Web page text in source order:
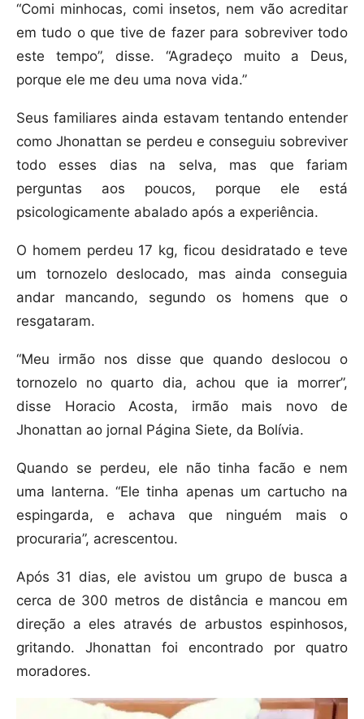
“Comi minhocas, comi insetos, nem vão acreditar
em tudo o que tive de fazer para sobreviver todo
este tempo”, disse. “Agradeço muito a Deus,
porque ele me deu uma nova vida.”
Seus familiares ainda estavam tentando entender
como Jhonattan se perdeu e conseguiu sobreviver
todo esses dias na selva, mas que fariam
perguntas aos poucos, porque ele está
psicologicamente abalado após a experiência.
O homem perdeu 17 kg, ficou desidratado e teve
um tornozelo deslocado, mas ainda conseguia
andar mancando, segundo os homens que o
resgataram.
“Meu irmão nos disse que quando deslocou o
tornozelo no quarto dia, achou que ia morrer”,
disse Horacio Acosta, irmão mais novo de
Jhonattan ao jornal Página Siete, da Bolívia.
Quando se perdeu, ele não tinha facão e nem
uma lanterna. “Ele tinha apenas um cartucho na
espingarda, e achava que ninguém mais o
procuraria”, acrescentou.
Após 31 dias, ele avistou um grupo de busca a
cerca de 300 metros de distância e mancou em
direção a eles através de arbustos espinhosos,
gritando. Jhonattan foi encontrado por quatro
moradores.